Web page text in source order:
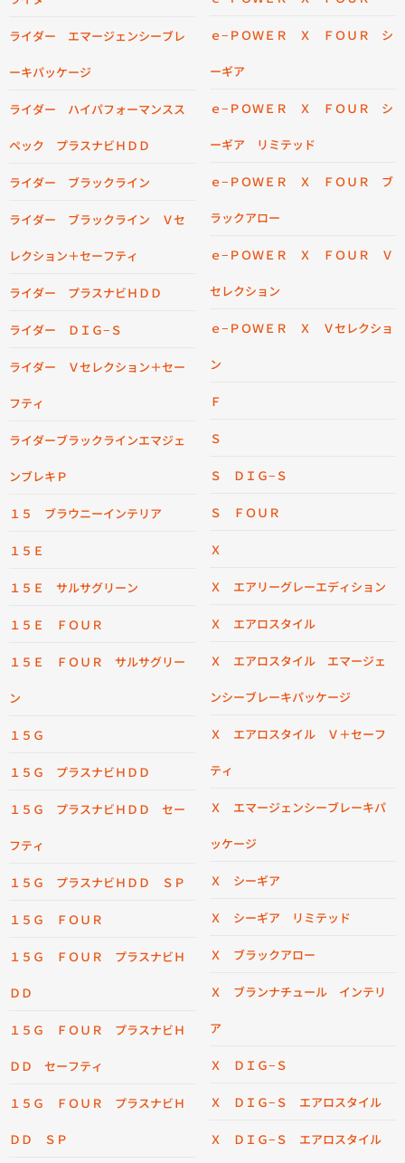
ライダー エマージェンシーブレ
ーキパッケージ
ライダー ハイパフォーマンスス
ペック プラスナビＨＤＤ
ライダー ブラックライン
ライダー ブラックライン Ｖセ
レクション＋セーフティ
ライダー プラスナビＨＤＤ
ライダー ＤＩＧ−Ｓ
ライダー Ｖセレクション＋セー
フティ
ライダーブラックラインエマジェ
ンブレキＰ
１５ ブラウニーインテリア
１５Ｅ
１５Ｅ サルサグリーン
１５Ｅ ＦＯＵＲ
１５Ｅ ＦＯＵＲ サルサグリー
ン
１５Ｇ
１５Ｇ プラスナビＨＤＤ
１５Ｇ プラスナビＨＤＤ セー
フティ
１５Ｇ プラスナビＨＤＤ ＳＰ
１５Ｇ ＦＯＵＲ
１５Ｇ ＦＯＵＲ プラスナビＨ
ＤＤ
１５Ｇ ＦＯＵＲ プラスナビＨ
ＤＤ セーフティ
１５Ｇ ＦＯＵＲ プラスナビＨ
ＤＤ ＳＰ
ｅ−ＰＯＷＥＲ Ｘ ＦＯＵＲ シ
ーギア
ｅ−ＰＯＷＥＲ Ｘ ＦＯＵＲ シ
ーギア リミテッド
ｅ−ＰＯＷＥＲ Ｘ ＦＯＵＲ ブ
ラックアロー
ｅ−ＰＯＷＥＲ Ｘ ＦＯＵＲ Ｖ
セレクション
ｅ−ＰＯＷＥＲ Ｘ Ｖセレクショ
ン
Ｆ
Ｓ
Ｓ ＤＩＧ−Ｓ
Ｓ ＦＯＵＲ
Ｘ
Ｘ エアリーグレーエディション
Ｘ エアロスタイル
Ｘ エアロスタイル エマージェ
ンシーブレーキパッケージ
Ｘ エアロスタイル Ｖ＋セーフ
ティ
Ｘ エマージェンシーブレーキパ
ッケージ
Ｘ シーギア
Ｘ シーギア リミテッド
Ｘ ブラックアロー
Ｘ ブランナチュール インテリ
ア
Ｘ ＤＩＧ−Ｓ
Ｘ ＤＩＧ−Ｓ エアロスタイル
Ｘ ＤＩＧ−Ｓ エアロスタイル